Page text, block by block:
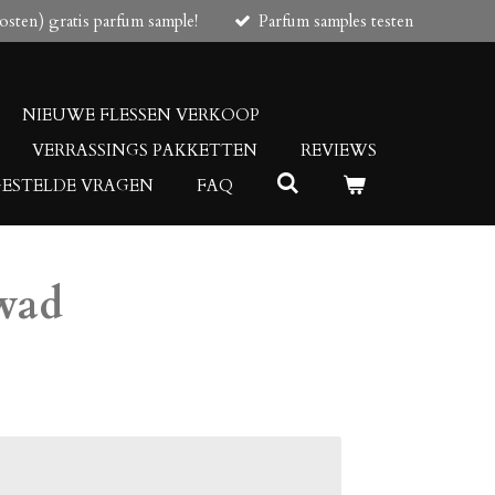
gratis parfum sample! Parfum samples testen
NIEUWE FLESSEN VERKOOP
VERRASSINGS PAKKETTEN
REVIEWS
VRAGEN
FAQ